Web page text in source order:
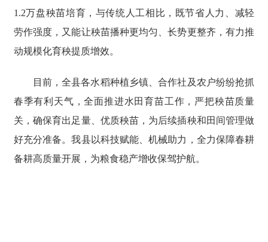
1.2万盘秧苗培育，与传统人工相比，既节省人力、减轻
劳作强度，又能让秧苗播种更均匀、长势更整齐，有力推
动规模化育秧提质增效。
目前，全县各水稻种植乡镇、合作社及农户纷纷抢抓
春季有利天气，全面推进水田育苗工作，严把秧苗质量
关，确保育出足量、优质秧苗，为后续插秧和田间管理做
好充分准备。我县以科技赋能、机械助力，全力保障春耕
备耕高质量开展，为粮食稳产增收保驾护航。